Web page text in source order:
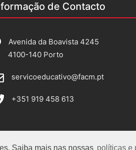
Saiba mais nas nossas políticas e
de Contacto
Avenida da Boavista 4245
4100-140 Porto
servicoeducativo@facm.pt
+351 919 458 613